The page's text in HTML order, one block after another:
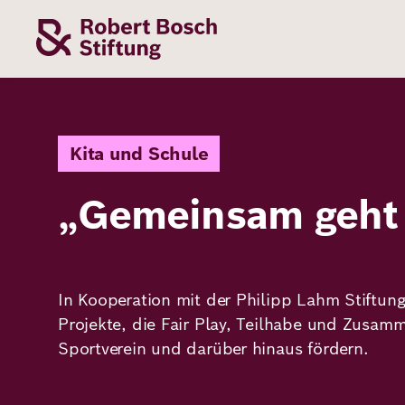
Inhalt
Stiftung
Themen
Förderung
Die Stiftung
Robert Bosch
Werte und
Unsere
Themen
Gesundheit
Wie wir fördern
Projekte
Aktuelle
Bei uns
Kita und Schule
„Gemeinsam
In Kooperation mit der Philipp Lahm
Projekte, die Fair Play, Teilhabe und
Sportverein und darüber hinaus fördern.